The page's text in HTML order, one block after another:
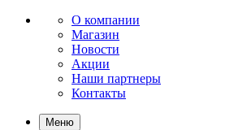
О компании
Магазин
Новости
Акции
Наши партнеры
Контакты
Меню